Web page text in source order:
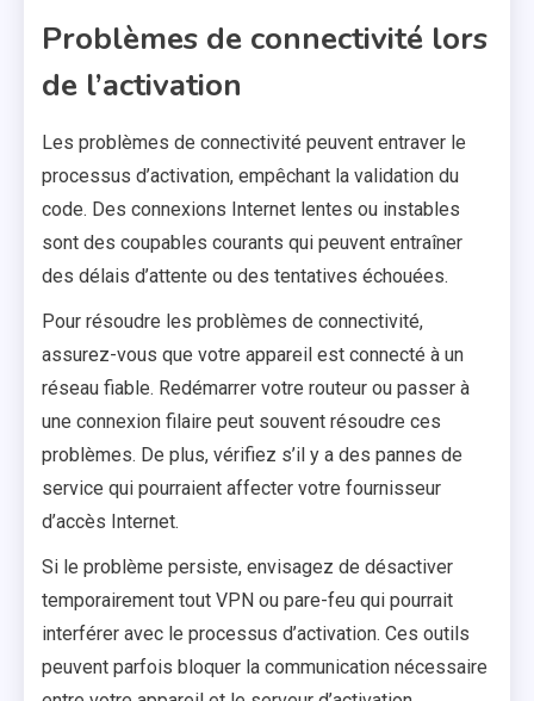
Problèmes de connectivité lors
de l’activation
Les problèmes de connectivité peuvent entraver le
processus d’activation, empêchant la validation du
code. Des connexions Internet lentes ou instables
sont des coupables courants qui peuvent entraîner
des délais d’attente ou des tentatives échouées.
Pour résoudre les problèmes de connectivité,
assurez-vous que votre appareil est connecté à un
réseau fiable. Redémarrer votre routeur ou passer à
une connexion filaire peut souvent résoudre ces
problèmes. De plus, vérifiez s’il y a des pannes de
service qui pourraient affecter votre fournisseur
d’accès Internet.
Si le problème persiste, envisagez de désactiver
temporairement tout VPN ou pare-feu qui pourrait
interférer avec le processus d’activation. Ces outils
peuvent parfois bloquer la communication nécessaire